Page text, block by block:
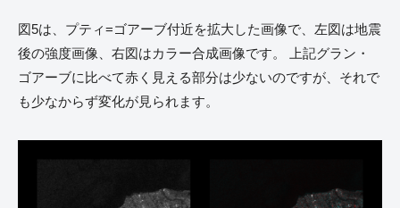
図5は、プティ=ゴアーブ付近を拡大した画像で、左図は地震
後の強度画像、右図はカラー合成画像です。 上記グラン・
ゴアーブに比べて赤く見える部分は少ないのですが、それで
も少なからず変化が見られます。